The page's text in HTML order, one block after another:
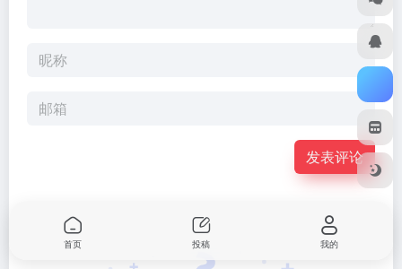
发表评论
首页 投稿 我的